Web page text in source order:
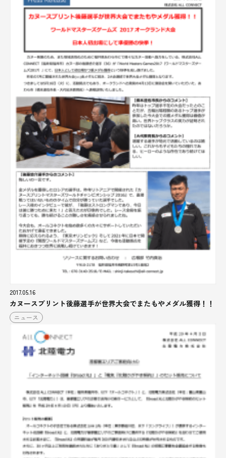
2017.05.16
カヌースプリント後藤選手が世界大会でまたもやメダル獲得！！
ニュース